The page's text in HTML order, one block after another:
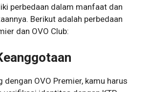
perbedaan dalam manfaat dan
Berikut adalah perbedaan
dan OVO Club:
dengan OVO Premier, kamu harus